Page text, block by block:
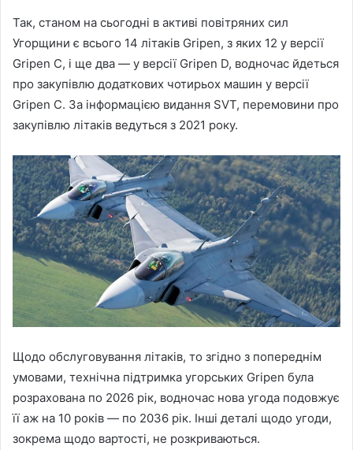
Так, станом на сьогодні в активі повітряних сил
Угорщини є всього 14 літаків Gripen, з яких 12 у версії
Gripen C, і ще два — у версії Gripen D, водночас йдеться
про закупівлю додаткових чотирьох машин у версії
Gripen C. За інформацією видання SVT, перемовини про
закупівлю літаків ведуться з 2021 року.
Щодо обслуговування літаків, то згідно з попереднім
умовами, технічна підтримка угорських Gripen була
розрахована по 2026 рік, водночас нова угода подовжує
її аж на 10 років — по 2036 рік. Інші деталі щодо угоди,
зокрема щодо вартості, не розкриваються.